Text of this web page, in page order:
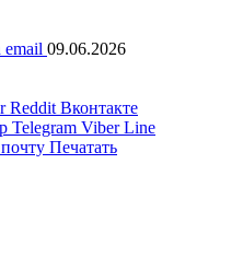
email 09.06.2026
Reddit Вконтакте
Telegram Viber Line
Печатать